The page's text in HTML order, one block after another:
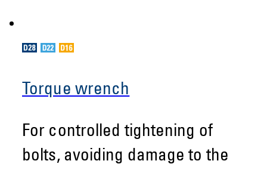
Torque wrench
For controlled tightening of
bolts, avoiding damage to the